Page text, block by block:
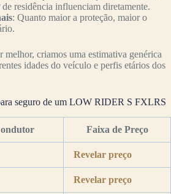
residência influenciam diretamente.
: Quanto maior a proteção, maior o
melhor, criamos uma estimativa genérica
idades do veículo e perfis etários dos
seguro de um LOW RIDER S FXLRS
Faixa de Preço
Revelar preço
Revelar preço